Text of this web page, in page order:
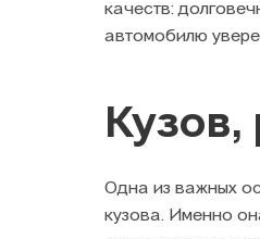
качеств:
автомобилю
Одна из важных
кузова. Именно